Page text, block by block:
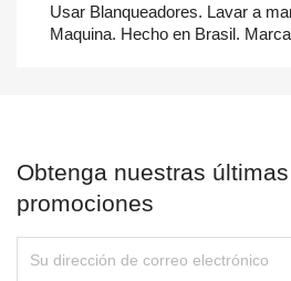
Usar Blanqueadores. Lavar a
Maquina. Hecho en Brasil.
Obtenga nuestras
promociones